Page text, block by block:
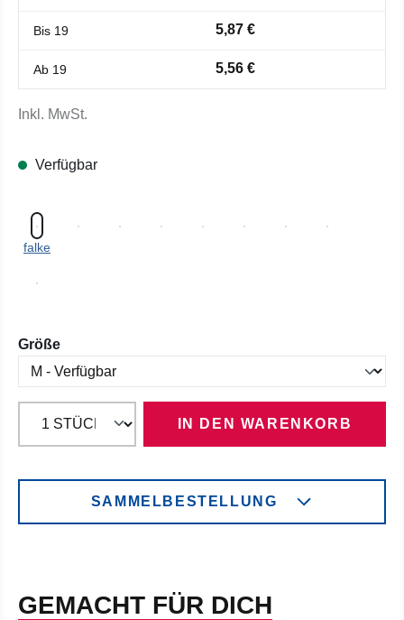
Bis 19 5,87 €
Ab 19 5,56 €
Inkl. MwSt.
Verfügbar
falke
Größeauswählen
IN DEN WARENKORB
SAMMELBESTELLUNG
GEMACHT FÜR DICH